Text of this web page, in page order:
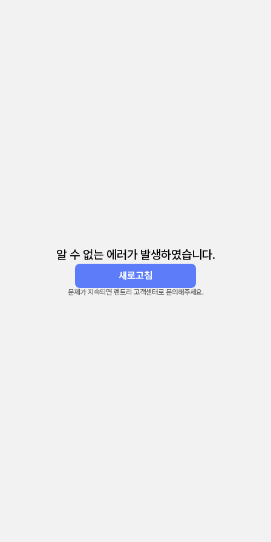
알 수 없는 에러가 발생하였습니다.
새로고침
문제가 지속되면 렌트리 고객센터로 문의해주세요.